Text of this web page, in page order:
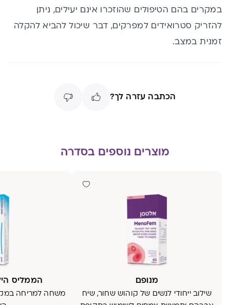
במקרים בהם הטיפולים שהוזכרו אינם יעילים, ניתן
להזריק סטרואידים למפרקים, דבר שיכול להביא להקלה
זמנית במצב.
הכתבה עזרה לך?
מוצרים נוספים בסדרה
מנופם
שילוב ייחודי לנשים של קוהוש שחור, שיח
הממליס
משחה למריחה